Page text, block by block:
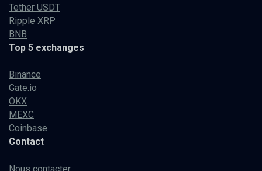
Tether USDT
Ripple XRP
BNB
Top 5 exchanges
Binance
Gate.io
OKX
MEXC
Coinbase
Contact